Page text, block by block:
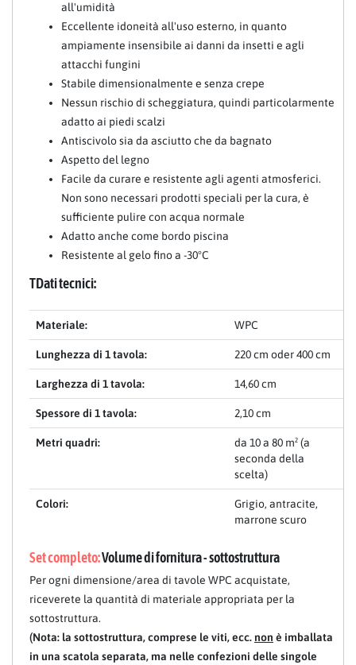
all'umidità
Eccellente idoneità all'uso esterno, in quanto
ampiamente insensibile ai danni da insetti e agli
attacchi fungini
Stabile dimensionalmente e senza crepe
Nessun rischio di scheggiatura, quindi particolarmente
adatto ai piedi scalzi
Antiscivolo sia da asciutto che da bagnato
Aspetto del legno
Facile da curare e resistente agli agenti atmosferici.
Non sono necessari prodotti speciali per la cura, è
sufficiente pulire con acqua normale
Adatto anche come bordo piscina
Resistente al gelo fino a -30°C
TDati tecnici:
Materiale: WPC
Lunghezza di 1 tavola: 220 cm oder 400 cm
Larghezza di 1 tavola: 14,60 cm
Spessore di 1 tavola: 2,10 cm
Metri quadri:
da 10 a 80 m² (a
seconda della
scelta)
Colori:
Grigio, antracite,
marrone scuro
Set completo:Volume di fornitura - sottostruttura
Per ogni dimensione/area di tavole WPC acquistate,
riceverete la quantità di materiale appropriata per la
sottostruttura.
(Nota: la sottostruttura, comprese le viti, ecc.non è imballata
in una scatola separata, ma nelle confezioni delle singole